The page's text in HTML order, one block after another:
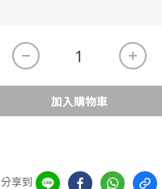
加入購物車
分享到